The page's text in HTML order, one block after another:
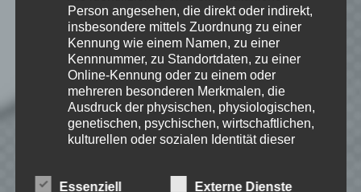
Ich spiele leidenschaftlich
gerne Strategie, Aufbau und
Puzzle-Spiele. Als Gründer
von Kellerkind.org biete ich
Berichte zu meinen Spiele-Favoriten und
Tutorials zu Themen rund um Web-
Entwicklung.
Erfahre mehr über Speedy auf:
Person angesehen, die direkt oder indirekt,
insbesondere mittels Zuordnung zu einer
Kennung wie einem Namen, zu einer
Kennnummer, zu Standortdaten, zu einer
Online-Kennung oder zu einem oder
mehreren besonderen Merkmalen, die
Ausdruck der physischen, physiologischen,
genetischen, psychischen, wirtschaftlichen,
kulturellen oder sozialen Identität dieser
Essenziell Externe Dienste